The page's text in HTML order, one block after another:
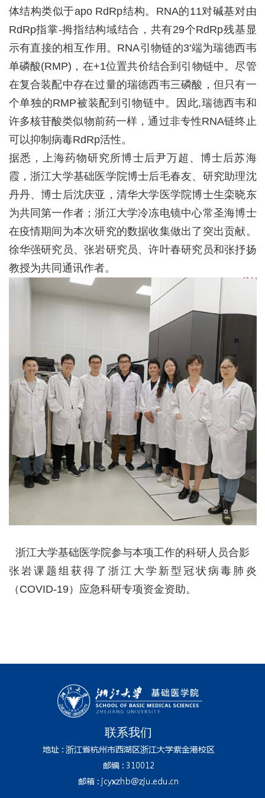
体结构类似于apo RdRp结构。RNA的11对碱基对由
RdRp指掌-拇指结构域结合，共有29个RdRp残基显
示有直接的相互作用。RNA引物链的3'端为瑞德西韦
单磷酸(RMP)，在+1位置共价结合到引物链中。尽管
在复合装配中存在过量的瑞德西韦三磷酸，但只有一
个单独的RMP被装配到引物链中。因此,瑞德西韦和
许多核苷酸类似物前药一样，通过非专性RNA链终止
可以抑制病毒RdRp活性。
据悉，上海药物研究所博士后尹万超、博士后苏海
霞，浙江大学基础医学院博士后毛春友、研究助理沈
丹丹、博士后沈庆亚，清华大学医学院博士生栾晓东
为共同第一作者；浙江大学冷冻电镜中心常圣海博士
在疫情期间为本次研究的数据收集做出了突出贡献。
徐华强研究员、张岩研究员、许叶春研究员和张抒扬
教授为共同通讯作者。
浙江大学基础医学院参与本项工作的科研人员合影
张岩课题组获得了浙江大学新型冠状病毒肺炎
（COVID-19）应急科研专项资金资助。
联系我们
地址 : 浙江省杭州市西湖区浙江大学紫金港校区
邮编 : 310012
邮箱 : jcyxzhb@zju.edu.cn